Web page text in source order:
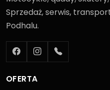
Sprzedaż, serwis,
Podhalu.
OFERTA